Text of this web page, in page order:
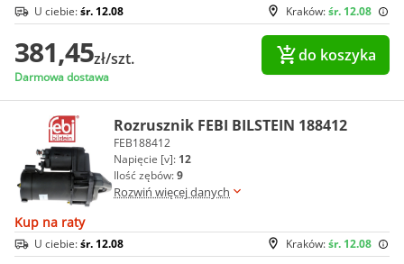
Kraków:śr. 12.08
U ciebie:śr. 12.08
381,45zł/szt.
Darmowa dostawa
do koszyka
Rozrusznik FEBI BILSTEIN 188412
FEB188412
Napięcie [v]: 12
Ilość zębów:9
Rozwiń więcej danych
Kup na raty
Kraków:śr. 12.08
U ciebie:śr. 12.08